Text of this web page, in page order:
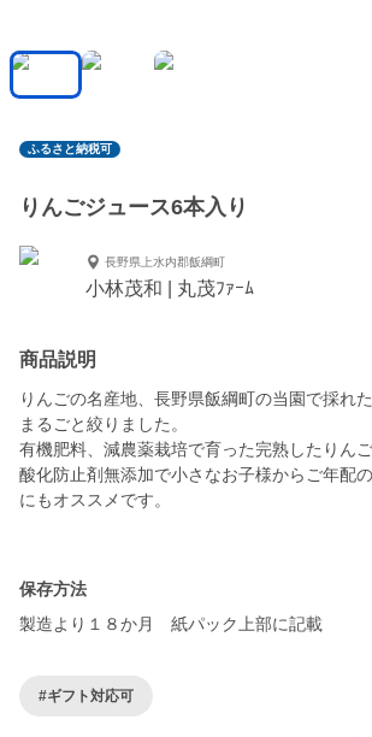
ふるさと納税可
りんごジュース6本入り
長野県上水内郡飯綱町
小林茂和 | 丸茂ﾌｧｰﾑ
商品説明
りんごの名産地、長野県飯綱町の当園で採れ
まるごと絞りました。
有機肥料、減農薬栽培で育った完熟したりん
酸化防止剤無添加で小さなお子様からご年配
にもオススメです。
保存方法
#ギフト対応可